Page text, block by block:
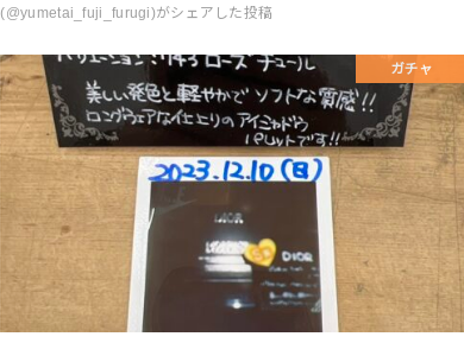
(@yumetai_fuji_furugi)がシェアした投稿
ガチャ